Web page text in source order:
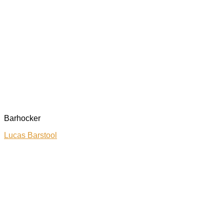
Barhocker
Lucas Barstool